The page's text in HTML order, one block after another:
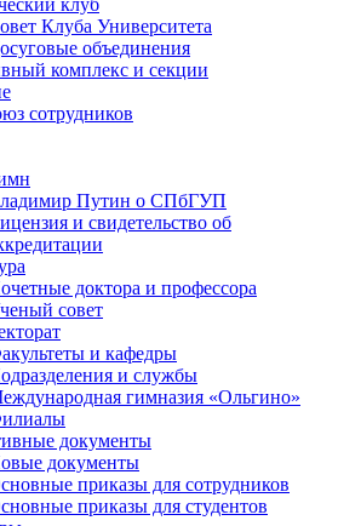
клуб
Клуба Университета
объединения
комплекс и секции
сотрудников
Путин о СПбГУП
и свидетельство об
доктора и профессора
совет
и кафедры
и службы
гимназия «Ольгино»
документы
документы
приказы для сотрудников
приказы для студентов